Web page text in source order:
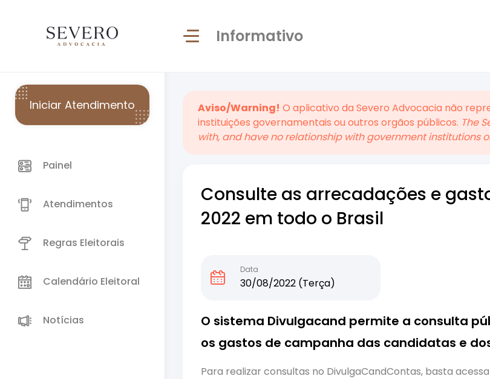
Informativo
Iniciar Atendimento
Painel
Atendimentos
Regras Eleitorais
Calendário Eleitoral
Notícias
Aviso/Warning! O aplicativo da Severo Advocacia não
instituições governamentais ou outros orgãos públicos. The
with, and have no relationship with government institutions
Consulte as arrecadações e
2022 em todo o Brasil
Data
30/08/2022 (Terça)
O sistema Divulgacand permite a consulta
os gastos de campanha das candidatas e
Para realizar consultas no DivulgaCandContas, basta